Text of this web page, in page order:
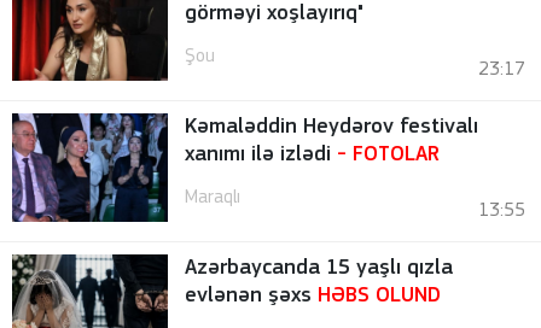
görməyi xoşlayırıq"
Şou
23:17
Kəmaləddin Heydərov festivalı
xanımı ilə izlədi - FOTOLAR
Maraqlı
13:55
Azərbaycanda 15 yaşlı qızla
evlənən şəxs HƏBS OLUND